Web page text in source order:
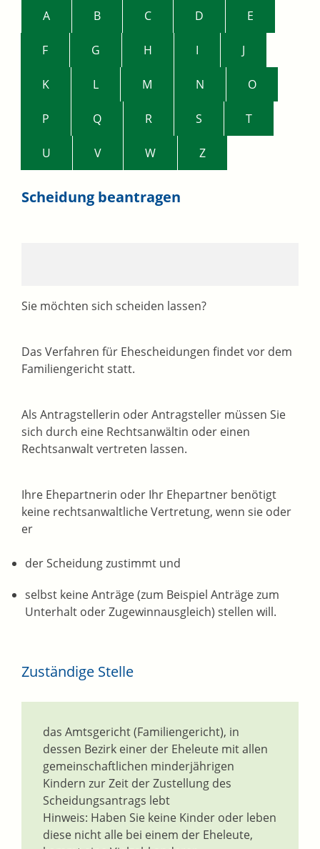
A B C D E
F G H I J
K L M N O
P Q R S T
U V W Z
Scheidung beantragen
Sie möchten sich scheiden lassen?
Das Verfahren für Ehescheidungen findet vor dem
Familiengericht statt.
Als Antragstellerin oder Antragsteller müssen Sie
sich durch eine Rechtsanwältin oder einen
Rechtsanwalt vertreten lassen.
Ihre Ehepartnerin oder Ihr Ehepartner benötigt
keine rechtsanwaltliche Vertretung, wenn sie oder
er
der Scheidung zustimmt und
selbst keine Anträge(zum Beispiel Anträge zum
Unterhalt oder Zugewinnausgleich) stellen will.
Zuständige Stelle
das Amtsgericht (Familiengericht), in
dessen Bezirk einer der Eheleute mit allen
gemeinschaftlichen minderjährigen
Kindern zur Zeit der Zustellung des
Scheidungsantrags lebt
Hinweis: Haben Sie keine Kinder oder leben
diese nicht alle bei einem der Eheleute,